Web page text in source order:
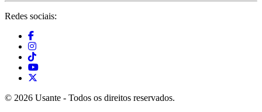
Redes sociais:
© 2026 Usante - Todos os direitos reservados.